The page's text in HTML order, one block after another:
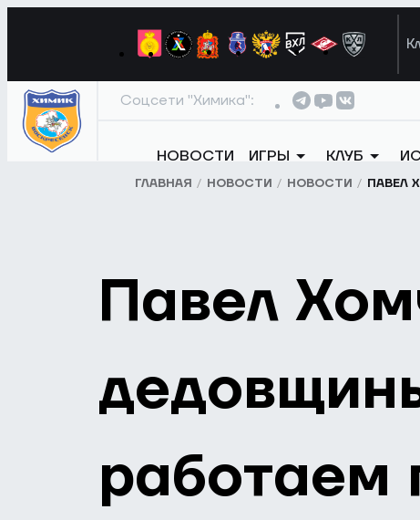
Соцсети "Химика":
НОВОСТИ ИГРЫ КЛУБ
ГЛАВНАЯ НОВОСТИ НОВОСТИ ПАВЕЛ
Павел
работаем